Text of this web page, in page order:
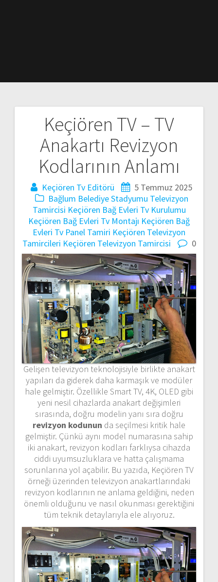
Keçiören TV – TV
Anakartı Revizyon
Kodlarının Anlamı
Keçiören Tv Editörü
5 Temmuz 2025
Bağlum Belediye Stadyumu Televizyon
Tamircisi Keçiören Bağ Evleri Tv Kurulumu
Keçiören Bağ Evleri Tv Montajı Keçiören Bağ
Evleri Tv Panel Tamiri Keçiören Televizyon
Tamircileri Keçiören Televizyon Tamircisi 0
Gelişen televizyon teknolojisiyle birlikte anakart
yapıları da giderek daha karmaşık ve modüler
hale gelmiştir. Özellikle Smart TV, 4K, OLED gibi
yeni nesil cihazlarda anakart değişimleri
sırasında, doğru modelin yanı sıra doğru
revizyon kodunun da seçilmesi kritik hale
gelmiştir. Çünkü aynı model numarasına sahip
iki anakart, revizyon kodları farklıysa cihazda
ciddi uyumsuzluklara ve hatta çalışmama
sorunlarına yol açabilir. Bu yazıda, Keçiören TV
örneği üzerinden televizyon anakartlarındaki
revizyon kodlarının ne anlama geldiğini, neden
önemli olduğunu ve nasıl okunması gerektiğini
tüm teknik detaylarıyla ele alıyoruz.
gezinmesi